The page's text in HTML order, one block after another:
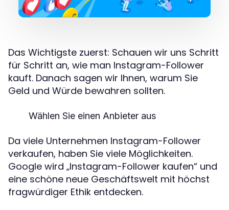
Das Wichtigste zuerst: Schauen wir uns Schritt
für Schritt an, wie man Instagram-Follower
kauft. Danach sagen wir Ihnen, warum Sie
Geld und Würde bewahren sollten.
Wählen Sie einen Anbieter aus
Da viele Unternehmen Instagram-Follower
verkaufen, haben Sie viele Möglichkeiten.
Google wird „Instagram-Follower kaufen“ und
eine schöne neue Geschäftswelt mit höchst
fragwürdiger Ethik entdecken.